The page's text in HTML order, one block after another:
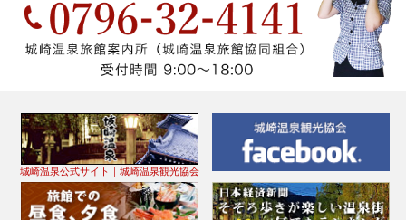
城崎温泉公式サイト｜城崎温泉観光協会